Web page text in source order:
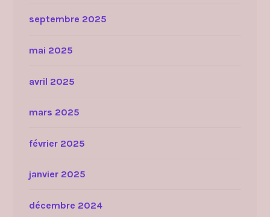
septembre 2025
mai 2025
avril 2025
mars 2025
février 2025
janvier 2025
décembre 2024